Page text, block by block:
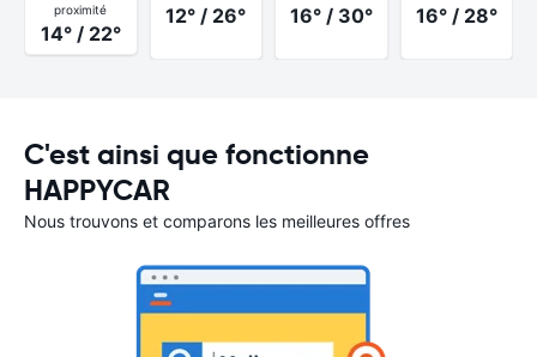
proximité
14° / 22°
12° / 26° 16° / 30° 16° / 28°
C'est ainsi que fonctionne
HAPPYCAR
Nous trouvons et comparons les meilleures offres